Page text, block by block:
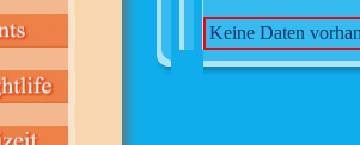
Keine Daten